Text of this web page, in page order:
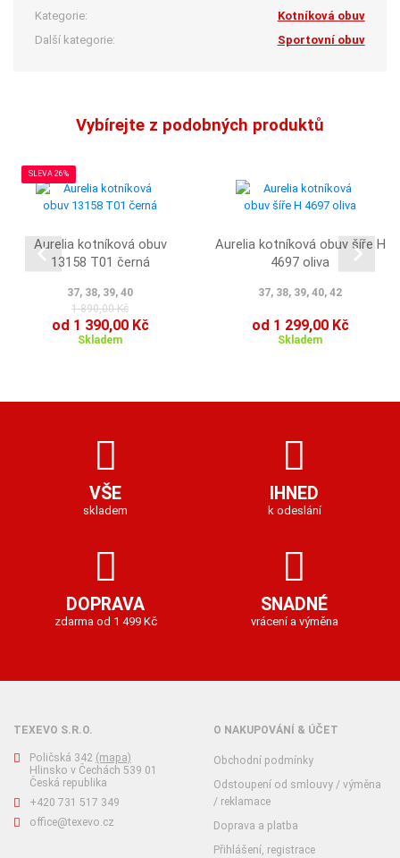
Kategorie:
Kotníková obuv
Další kategorie:
Sportovní obuv
Vybírejte z podobných produktů
SLEVA 26%
Aurelia kotníková obuv
13158 T01 černá
37, 38, 39, 40
1 890,00 Kč
od 1 390,00 Kč
Skladem
Aurelia kotníková obuv šíře H
4697 oliva
37, 38, 39, 40, 42
od 1 299,00 Kč
Skladem
VŠE
skladem
IHNED
k odeslání
DOPRAVA
zdarma od 1 499 Kč
SNADNÉ
vrácení a výměna
TEXEVO S.R.O.
Poličská 342 (mapa)
Hlinsko v Čechách 539 01
Česká republika
+420 731 517 349
office@texevo.cz
O NAKUPOVÁNÍ & ÚČET
Obchodní podmínky
Odstoupení od smlouvy / výměna
/ reklamace
Doprava a platba
Přihlášení, registrace